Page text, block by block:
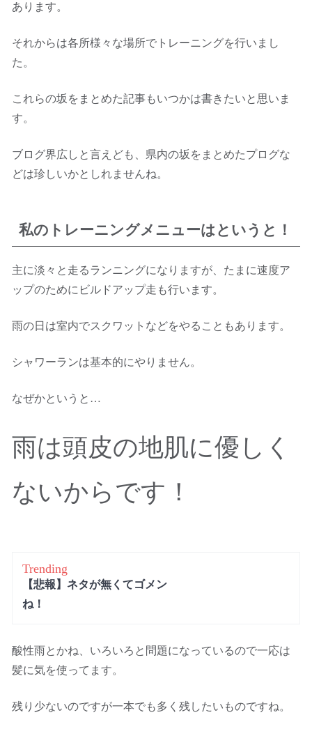
あります。
それからは各所様々な場所でトレーニングを行いまし
た。
これらの坂をまとめた記事もいつかは書きたいと思いま
す。
ブログ界広しと言えども、県内の坂をまとめたプログな
どは珍しいかとしれませんね。
私のトレーニングメニューはというと！
主に淡々と走るランニングになりますが、たまに速度ア
ップのためにビルドアップ走も行います。
雨の日は室内でスクワットなどをやることもあります。
シャワーランは基本的にやりません。
なぜかというと…
雨は頭皮の地肌に優しく
ないからです！
Trending
【悲報】ネタが無くてゴメン
ね！
酸性雨とかね、いろいろと問題になっているので一応は
髪に気を使ってます。
残り少ないのですが一本でも多く残したいものですね。